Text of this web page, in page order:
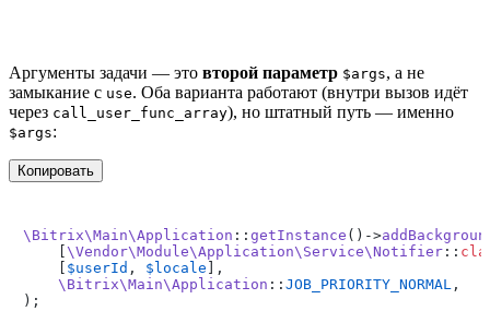
Аргументы задачи — это второй параметр $args, а не
замыкание с use. Оба варианта работают (внутри вызов идёт
через call_user_func_array), но штатный путь — именно
$args:
Копировать
\Bitrix\Main\Application :: getInstance ()->
    [
\Vendor\Module\Application\Service\Notifier ::
    [
$userId , $locale ],
\Bitrix\Main\Application :: JOB_PRIORITY_NORMAL ,